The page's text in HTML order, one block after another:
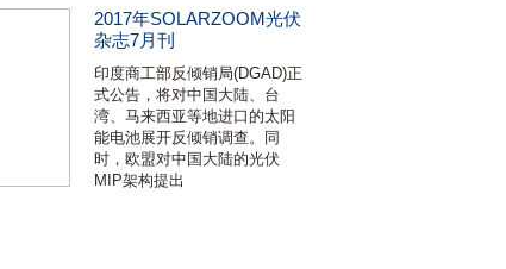
2017年SOLARZOOM光伏
杂志7月刊
印度商工部反倾销局(DGAD)正
式公告，将对中国大陆、台
湾、马来西亚等地进口的太阳
能电池展开反倾销调查。同
时，欧盟对中国大陆的光伏
MIP架构提出